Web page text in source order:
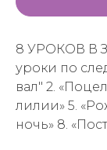
8 УРОКОВ В
уроки по
вал" 2.
лилии» 5.
ночь» 8.